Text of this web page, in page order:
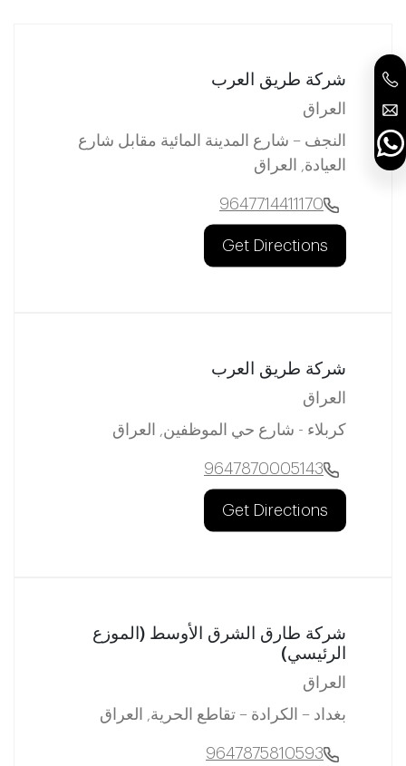
شركة طريق العرب
العراق
النجف – شارع المدينة المائية مقابل شارع
العيادة, العراق
9647714411170
Get Directions
شركة طريق العرب
العراق
كربلاء - شارع حي الموظفين, العراق
9647870005143
Get Directions
شركة طارق الشرق الأوسط (الموزع
الرئيسي)
العراق
بغداد – الكرادة – تقاطع الحرية, العراق
9647875810593